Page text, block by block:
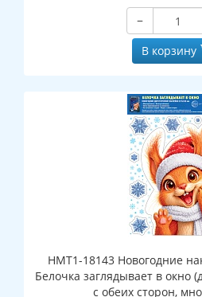
−
В корзину
НМТ1-18143 Новогодние
Белочка заглядывает в окно
с обеих сторон,